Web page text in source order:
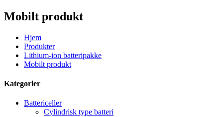
Mobilt produkt
Hjem
Produkter
Lithium-ion batteripakke
Mobilt produkt
Kategorier
Battericeller
Cylindrisk type batteri